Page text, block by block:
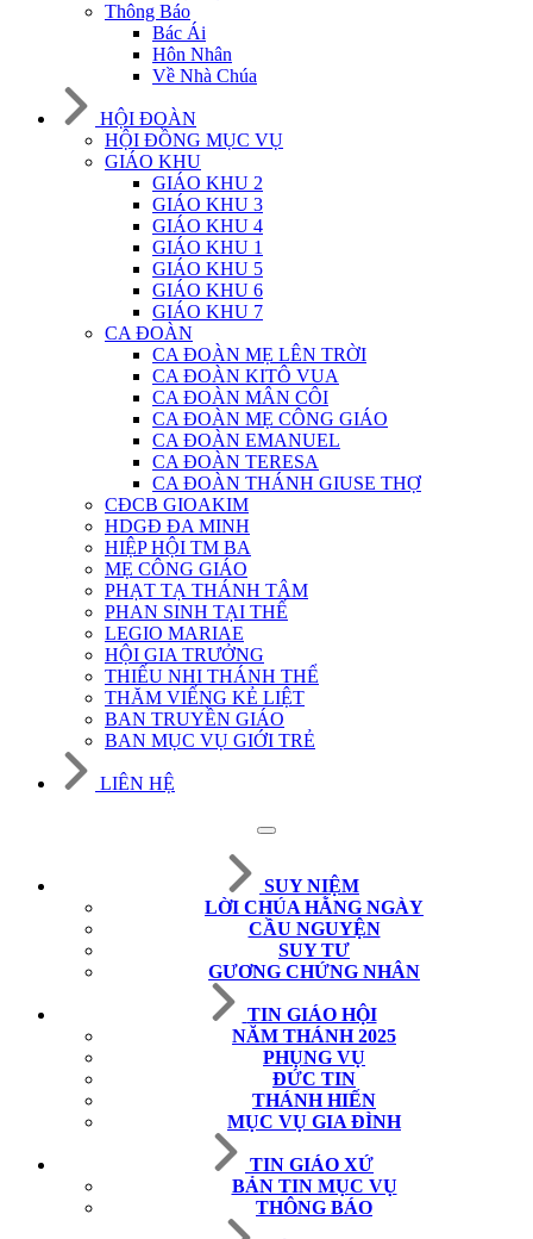
Thông Báo
Bác Ái
Hôn Nhân
Về Nhà Chúa
HỘI ĐOÀN
HỘI ĐỒNG MỤC VỤ
GIÁO KHU
GIÁO KHU 2
GIÁO KHU 3
GIÁO KHU 4
GIÁO KHU 1
GIÁO KHU 5
GIÁO KHU 6
GIÁO KHU 7
CA ĐOÀN
CA ĐOÀN MẸ LÊN TRỜI
CA ĐOÀN KITÔ VUA
CA ĐOÀN MÂN CÔI
CA ĐOÀN MẸ CÔNG GIÁO
CA ĐOÀN EMANUEL
CA ĐOÀN TERESA
CA ĐOÀN THÁNH GIUSE THỢ
CĐCB GIOAKIM
HDGĐ ĐA MINH
HIỆP HỘI TM BA
MẸ CÔNG GIÁO
PHẠT TẠ THÁNH TÂM
PHAN SINH TẠI THẾ
LEGIO MARIAE
HỘI GIA TRƯỞNG
THIẾU NHI THÁNH THỂ
THĂM VIẾNG KẺ LIỆT
BAN TRUYỀN GIÁO
BAN MỤC VỤ GIỚI TRẺ
LIÊN HỆ
SUY NIỆM
LỜI CHÚA HẰNG NGÀY
CẦU NGUYỆN
SUY TƯ
GƯƠNG CHỨNG NHÂN
TIN GIÁO HỘI
NĂM THÁNH 2025
PHỤNG VỤ
ĐỨC TIN
THÁNH HIẾN
MỤC VỤ GIA ĐÌNH
TIN GIÁO XỨ
BẢN TIN MỤC VỤ
THÔNG BÁO